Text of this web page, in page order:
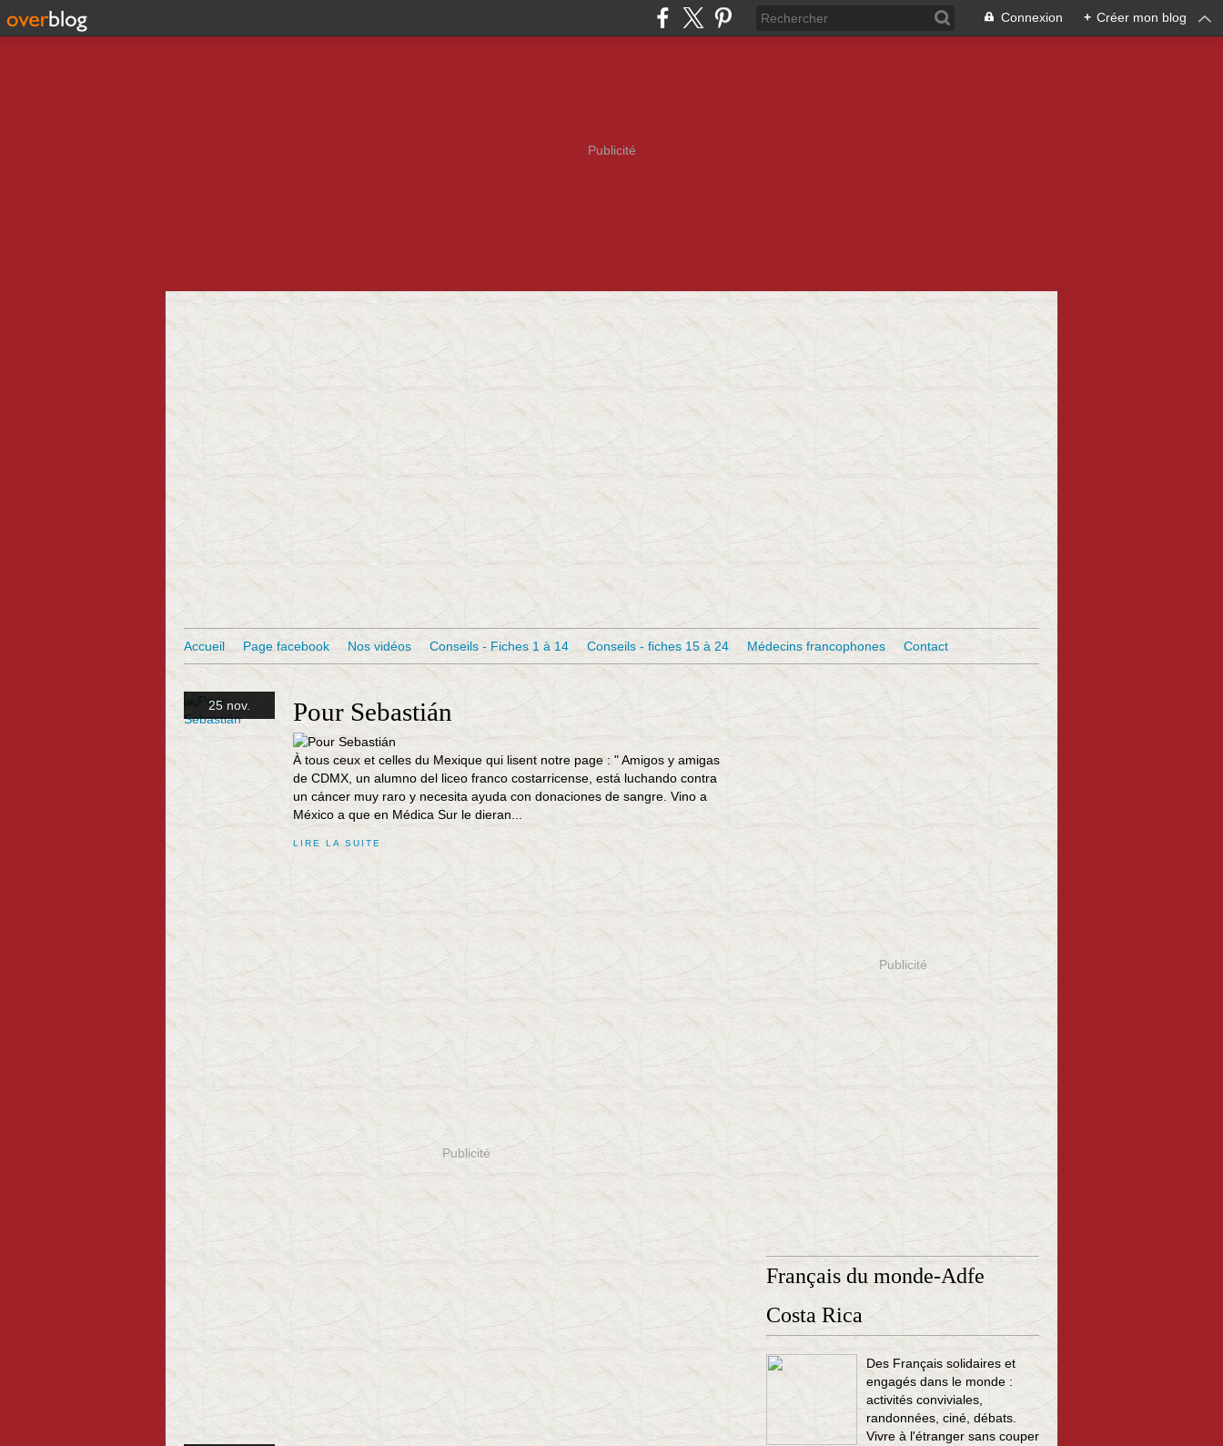
Connexion + Créer mon blog
Publicité
Accueil Page facebook Nos vidéos Conseils - Fiches 1 à 14 Conseils - fiches 15 à 24 Médecins francophones Contact
25 nov. Pour Sebastián
À tous ceux et celles du Mexique qui lisent notre page : " Amigos y amigas
de CDMX, un alumno del liceo franco costarricense, está luchando contra
un cáncer muy raro y necesita ayuda con donaciones de sangre. Vino a
México a que en Médica Sur le dieran...
LIRE LA SUITE
Publicité
Publicité
Français du monde-Adfe
Costa Rica
Des Français solidaires et
engagés dans le monde :
activités conviviales,
randonnées, ciné, débats.
Vivre à l'étranger sans couper